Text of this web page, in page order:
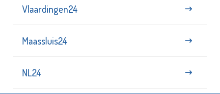
Vlaardingen24
Maassluis24
NL24